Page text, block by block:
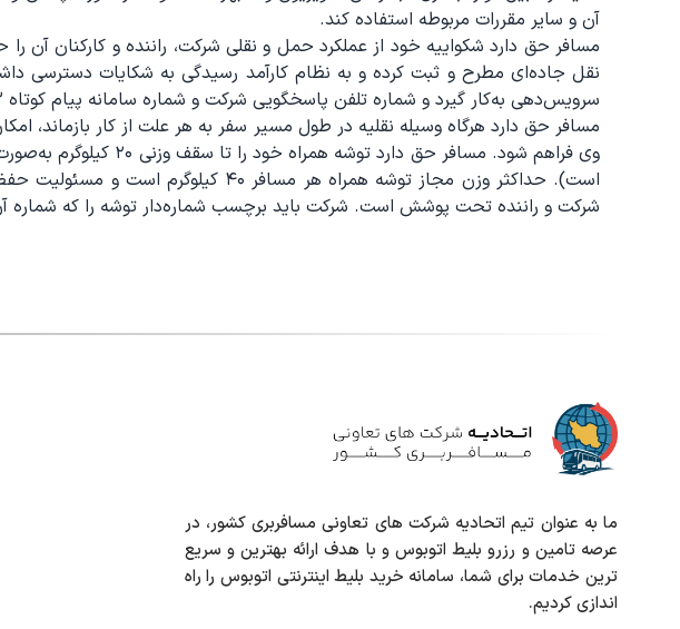
آن و سایر مقررات مربوطه استفاده کند.
مسافر حق دارد شکواییه خود از عملکرد حمل و نقلی شرکت، راننده و کارکنان آن
نقل جاده‌ای مطرح و ثبت کرده و به نظام کارآمد رسیدگی به شکایات دسترسی
سرویس‌دهی به‌کار گیرد و شماره تلفن پاسخگویی شرکت و شماره سامانه پیام کوتاه ۳۰۰۰۱۴۳ را در پشت بلیت و در داخل وسیله نقلیه در معرض دید مسافران درج کند.
مسافر حق دارد هرگاه وسیله نقلیه در طول مسیر سفر به هر علت از کار بازماند،
وی فراهم شود. مسافر
است). حداکثر وزن مجاز توشه همراه
شرکت و راننده تحت پوشش است. شرکت باید برچسب شماره‌دار توشه را که
ما به عنوان تیم اتحادیه شرکت های تعاونی مسافربری کشور، در
عرصه تامین و رزرو بلیط اتوبوس و با هدف ارائه بهترین و سریع
ترین خدمات برای شما، سامانه خرید بلیط اینترنتی اتوبوس را راه
اندازی کردیم.